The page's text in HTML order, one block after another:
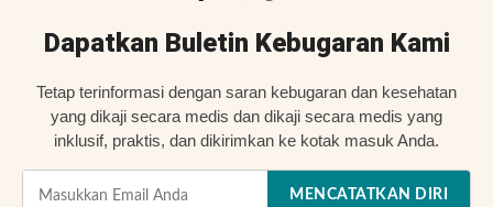
Dapatkan Buletin Kebugaran Kami
Tetap terinformasi dengan saran kebugaran dan kesehatan
yang dikaji secara medis dan dikaji secara medis yang
inklusif, praktis, dan dikirimkan ke kotak masuk Anda.
MENCATATKAN DIRI